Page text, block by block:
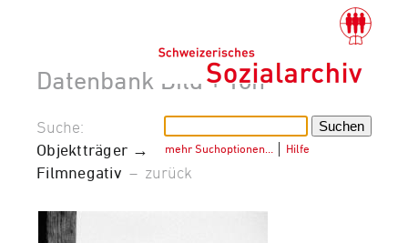
Datenbank Bild + Ton
mehr Suchoptionen… Hilfe
Suche:
Objektträger →
Filmnegativ – zurück